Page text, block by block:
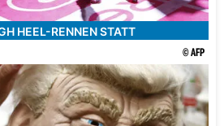
HEEL-RENNEN STATT
© AFP